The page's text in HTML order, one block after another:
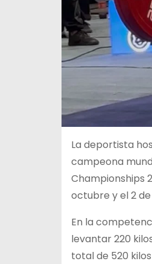
La deportista
campeona
Championships
octubre y el 2
En la
levantar 220
total de 520